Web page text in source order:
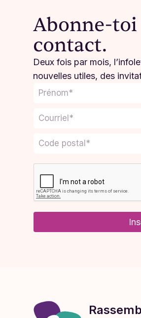
Abonne-
contact.
Deux fois par mois,
nouvelles utiles, des